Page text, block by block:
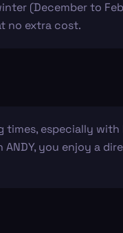
(December to
no extra cost.
especially with
you enjoy a